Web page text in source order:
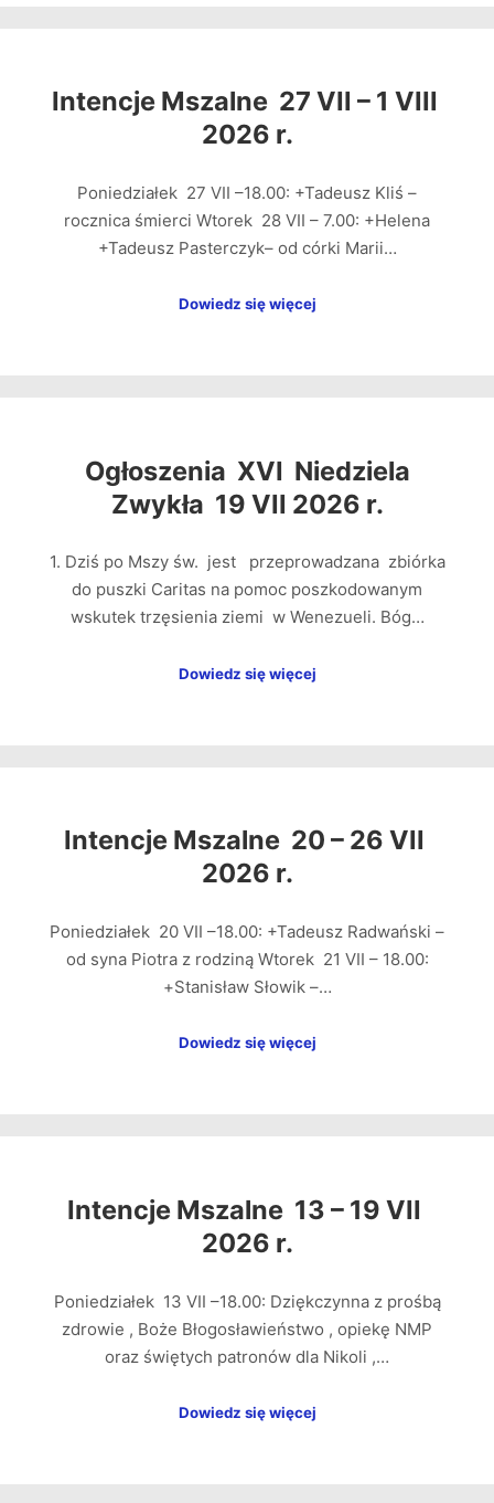
Intencje Mszalne 27 VII – 1 VIII
2026 r.
Poniedziałek 27 VII –18.00: +Tadeusz Kliś –
rocznica śmierci Wtorek 28 VII – 7.00: +Helena
+Tadeusz Pasterczyk– od córki Marii…
Dowiedz się więcej
Ogłoszenia XVI Niedziela
Zwykła 19 VII 2026 r.
1. Dziś po Mszy św. jest przeprowadzana zbiórka
do puszki Caritas na pomoc poszkodowanym
wskutek trzęsienia ziemi w Wenezueli. Bóg…
Dowiedz się więcej
Intencje Mszalne 20 – 26 VII
2026 r.
Poniedziałek 20 VII –18.00: +Tadeusz Radwański –
od syna Piotra z rodziną Wtorek 21 VII – 18.00:
+Stanisław Słowik –…
Dowiedz się więcej
Intencje Mszalne 13 – 19 VII
2026 r.
Poniedziałek 13 VII –18.00: Dziękczynna z prośbą
zdrowie , Boże Błogosławieństwo , opiekę NMP
oraz świętych patronów dla Nikoli ,…
Dowiedz się więcej